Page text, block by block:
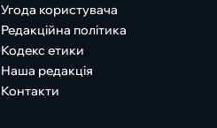
Угода користувача
Редакційна політика
Кодекс етики
Наша редакція
Контакти